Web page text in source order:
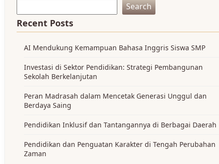
Search
Recent Posts
AI Mendukung Kemampuan Bahasa Inggris Siswa SMP
Investasi di Sektor Pendidikan: Strategi Pembangunan
Sekolah Berkelanjutan
Peran Madrasah dalam Mencetak Generasi Unggul dan
Berdaya Saing
Pendidikan Inklusif dan Tantangannya di Berbagai Daerah
Pendidikan dan Penguatan Karakter di Tengah Perubahan
Zaman